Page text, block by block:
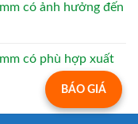
có ảnh hưởng đến
có phù hợp xuất
BÁO GIÁ